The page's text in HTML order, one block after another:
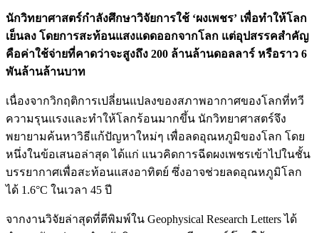
นักวิทยาศาสตร์กำลังศึกษาวิจัยการใช้ ‘ผงเพชร’ เพื่อทำให้โลก
เย็นลง โดยการสะท้อนแสงแดดออกจากโลก แต่อุปสรรคสำคัญ
คือค่าใช้จ่ายที่คาดว่าจะสูงถึง 200 ล้านล้านดอลลาร์ หรือราว 6
พันล้านล้านบาท
เนื่องจากวิกฤติการเปลี่ยนแปลงของสภาพอากาศของโลกที่ทวี
ความรุนแรงและทำให้โลกร้อนมากขึ้น นักวิทยาศาสตร์จึง
พยายามค้นหาวิธีแก้ปัญหาใหม่ๆ เพื่อลดอุณหภูมิของโลก โดย
หนึ่งในข้อเสนอล่าสุด ได้แก่ แนวคิดการฉีดผงเพชรเข้าไปในชั้น
บรรยากาศเพื่อสะท้อนแสงอาทิตย์ ซึ่งอาจช่วยลดอุณหภูมิโลก
ได้ 1.6°C ในเวลา 45 ปี
จากงานวิจัยล่าสุดที่ตีพิมพ์ใน Geophysical Research Letters ได้